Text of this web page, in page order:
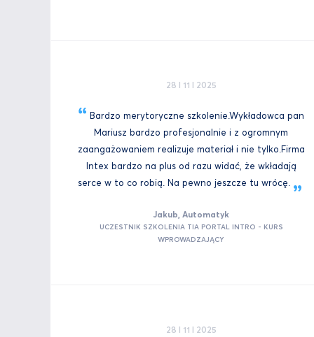
28 I 11 I 2025
Bardzo merytoryczne szkolenie.Wykładowca pan
Mariusz bardzo profesjonalnie i z ogromnym
zaangażowaniem realizuje materiał i nie tylko.Firma
Intex bardzo na plus od razu widać, że wkładają
serce w to co robią. Na pewno jeszcze tu wrócę.
Jakub, Automatyk
UCZESTNIK SZKOLENIA TIA PORTAL INTRO - KURS
WPROWADZAJĄCY
28 I 11 I 2025